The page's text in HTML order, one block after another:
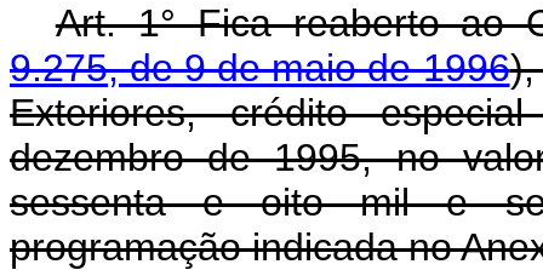
Art. 1° Fica reaberto ao
9.275, de 9 de maio de 1996),
Exteriores, crédito
dezembro de 1995, no
sessenta e oito mil e
programação indicada no